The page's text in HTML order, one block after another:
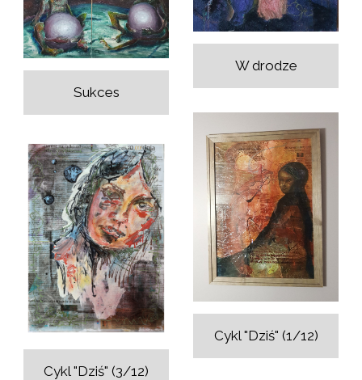
W drodze
Sukces
Cykl "Dziś" (1/12)
Cykl "Dziś" (3/12)